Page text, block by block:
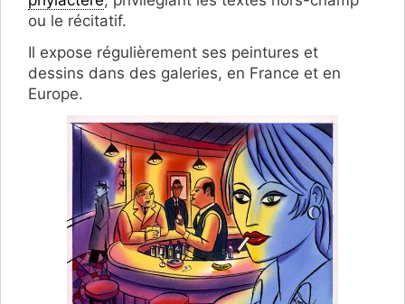
ou le récitatif.
Il expose régulièrement ses peintures et
dessins dans des galeries, en France et en
Europe.